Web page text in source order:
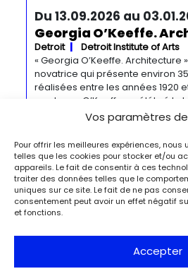
Vos paramètres
Pour offrir les meilleures expériences,
telles que les cookies pour stocker et/ou
appareils. Le fait de consentir à ces
traiter des données telles que le
uniques sur ce site. Le fait de ne pas
consentement peut avoir un effet négatif
et fonctions.
Accepter
Du 13.09.2026 au
Georgia O’Keeffe.
Detroit
Detroit Institute of Arts
« Georgia O’Keeffe. Architecture
novatrice qui présente environ
réalisées entre les années 1920
moderne, O’Keeffe a célébré
des environnements bâtis
œuvres remarquables. Tout au
l’artiste a puisé son inspiration
Du 27.11.2026 au
Bizarre ! L’histoire de
plus fou du monde
Depuis la Renaissance, «
désigner des réalités qui
question l’ordre du monde. Des